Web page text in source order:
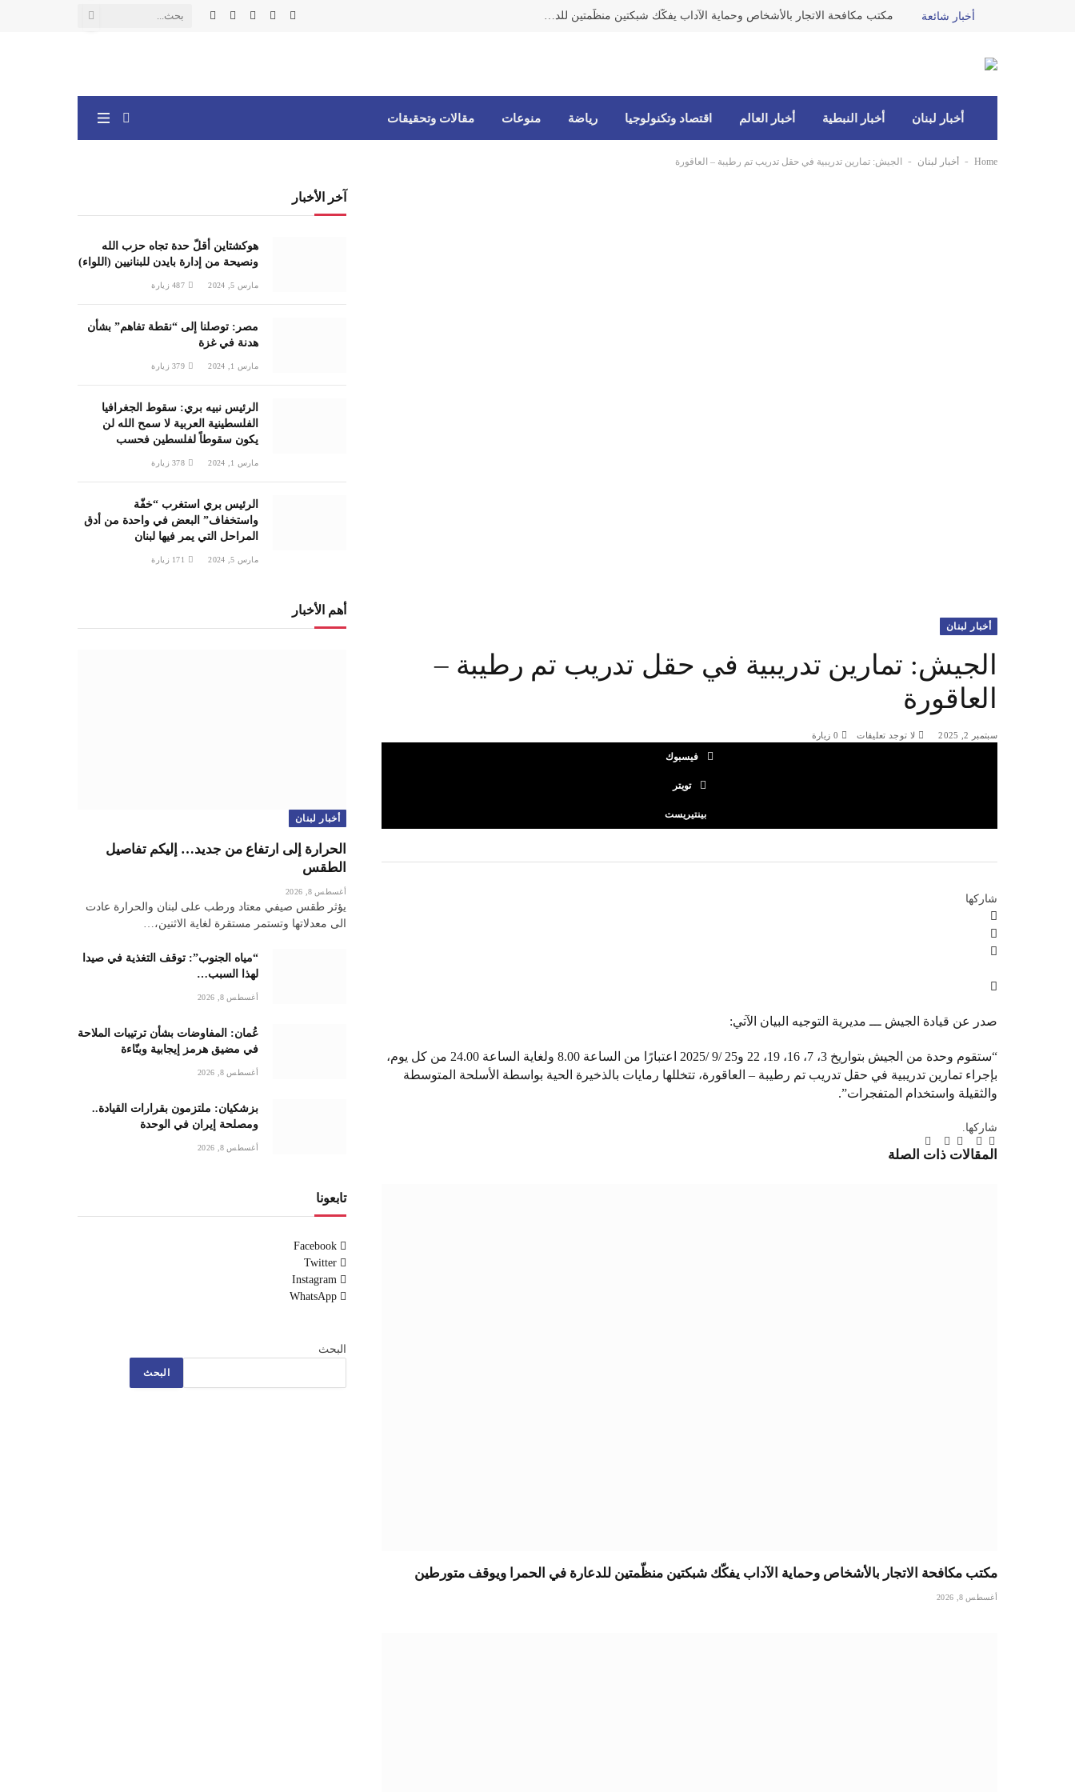
أخبار شائعة مكتب مكافحة الاتجار بالأشخاص وحماية الآداب يفكّك شبكتين منظّمتين للدعارة في الحمرا ويوقف متورطين
فيسبوك
X
الانستغرام
يوتيوبواتساب
أخبار لبنان أخبار النبطية أخبار العالم اقتصاد وتكنولوجيا رياضة منوعات مقالات وتحقيقات
Home
- أخبار لبنان - الجيش: تمارين تدريبية في حقل تدريب تم رطيبة – العاقورة
أخبار لبنان
الجيش: تمارين تدريبية في حقل تدريب تم رطيبة –
العاقورة
سبتمبر 2, 2025 لا توجد تعليقات 0 زيارة
فيسبوك
تويتر
بينتيريست
شاركها
صدر عن قيادة الجيش ـــ مديرية التوجيه البيان الآتي:
“ستقوم وحدة من الجيش بتواريخ 3، 7، 16، 19، 22 و25 /9 /2025 اعتبارًا من الساعة 8.00 ولغاية الساعة 24.00 من كل يوم،
بإجراء تمارين تدريبية في حقل تدريب تم رطيبة – العاقورة، تتخللها رمايات بالذخيرة الحية بواسطة الأسلحة المتوسطة
والثقيلة واستخدام المتفجرات”.
شاركها.
فيسبوك
تويتربينتيريست
لينكدإن
Tumblr
تيلقرام
البريد
الإلكتروني
المقالات ذات الصلة
مكتب مكافحة الاتجار بالأشخاص وحماية الآداب يفكّك شبكتين منظّمتين للدعارة في الحمرا ويوقف متورطين
أغسطس 8, 2026
آخر الأخبار
هوكشتاين أقلّ حدة تجاه حزب الله
ونصيحة من إدارة بايدن للبنانيين (اللواء)
مارس 5, 2024 487 زيارة
مصر: توصلنا إلى “نقطة تفاهم” بشأن
هدنة في غزة
مارس 1, 2024 379 زيارة
الرئيس نبيه بري: سقوط الجغرافيا
الفلسطينية العربية لا سمح الله لن
يكون سقوطاً لفلسطين فحسب
مارس 1, 2024 378 زيارة
الرئيس بري استغرب “خفّة
واستخفاف” البعض في واحدة من أدق
المراحل التي يمر فيها لبنان
مارس 5, 2024 171 زيارة
أهم الأخبار
أخبار لبنان
الحرارة إلى ارتفاع من جديد… إليكم تفاصيل
الطقس
أغسطس 8, 2026
يؤثر طقس صيفي معتاد ورطب على لبنان والحرارة عادت
الى معدلاتها وتستمر مستقرة لغاية الاثنين،…
“مياه الجنوب”: توقف التغذية في صيدا
لهذا السبب…
أغسطس 8, 2026
عُمان: المفاوضات بشأن ترتيبات الملاحة
في مضيق هرمز إيجابية وبنّاءة
أغسطس 8, 2026
بزشكيان: ملتزمون بقرارات القيادة..
ومصلحة إيران في الوحدة
أغسطس 8, 2026
تابعونا
Facebook
Twitter
Instagram
WhatsApp
البحث
البحث